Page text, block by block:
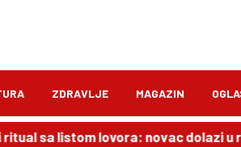
ZDRAVLJE MAGAZIN
lovora: novac dolazi u roku od 9